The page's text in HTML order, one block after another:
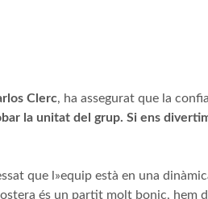
Clerc, ha assegurat que la
la unitat del grup. Si ens
que l»equip està en una
és un partit molt bonic, hem